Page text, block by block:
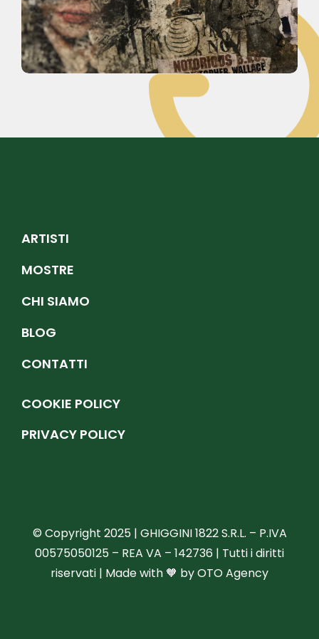
ARTISTI
MOSTRE
CHI SIAMO
BLOG
CONTATTI
COOKIE POLICY
PRIVACY POLICY
© Copyright 2025 | GHIGGINI 1822 S.R.L. – P.IVA
00575050125 – REA VA – 142736 | Tutti i diritti
riservati | Made with 🧡 byOTO Agency